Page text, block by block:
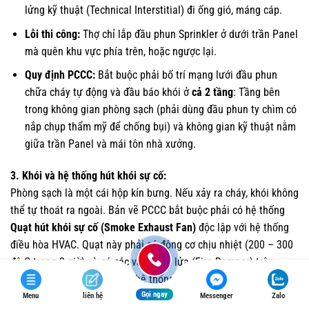
lửng kỹ thuật (Technical Interstitial) đi ống gió, máng cáp.
Lỗi thi công:Thợ chỉ lắp đầu phun Sprinkler ở dưới trần Panel
mà quên khu vực phía trên, hoặc ngược lại.
Quy định PCCC:Bắt buộc phải bố trí mạng lưới đầu phun
chữa cháy tự động và đầu báo khói ởcả 2 tầng: Tầng bên
trong không gian phòng sạch (phải dùng đầu phun ty chìm có
nắp chụp thẩm mỹ để chống bụi) và không gian kỹ thuật nằm
giữa trần Panel và mái tôn nhà xưởng.
3. Khói và hệ thống hút khói sự cố:
Phòng sạch là một cái hộp kín bưng. Nếu xảy ra cháy, khói không
thể tự thoát ra ngoài. Bản vẽ PCCC bắt buộc phải có hệ thống
Quạt hút khói sự cố (Smoke Exhaust Fan) độc lập với hệ thống
điều hòa HVAC. Quạt này phải có động cơ chịu nhiệt (200 – 300
độ C trong 2 giờ) và có các van chặn lửa (Fire Damper) trên
đường ống gió. Khi có cháy, hệ thống cấp khí tươi sẽ tự động
ngắt, van chặn lửa đóng lại ngăn khói lan sang khoang sạch
Menu liên hệ Gọi ngay Messenger Zalo